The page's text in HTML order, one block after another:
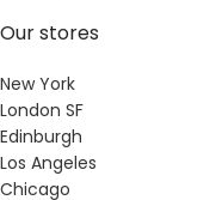
Our stores
New York
London SF
Edinburgh
Los Angeles
Chicago